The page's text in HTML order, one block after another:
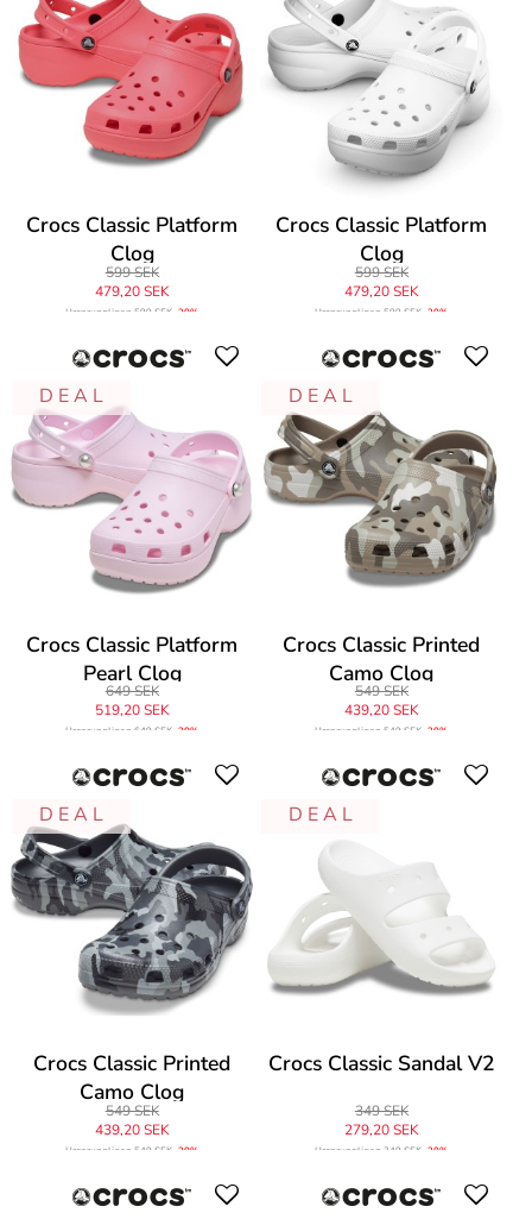
Crocs Classic Platform
Clog
599 SEK
479,20 SEK
Ursprungligen599 SEK -20%
Crocs Classic Platform
Clog
599 SEK
479,20 SEK
Ursprungligen599 SEK -20%
D E A L
Crocs Classic Platform
Pearl Clog
649 SEK
519,20 SEK
Ursprungligen649 SEK -20%
D E A L
Crocs Classic Printed
Camo Clog
549 SEK
439,20 SEK
Ursprungligen549 SEK -20%
D E A L
Crocs Classic Printed
Camo Clog
549 SEK
439,20 SEK
Ursprungligen549 SEK -20%
D E A L
Crocs Classic Sandal V2
349 SEK
279,20 SEK
Ursprungligen349 SEK -20%